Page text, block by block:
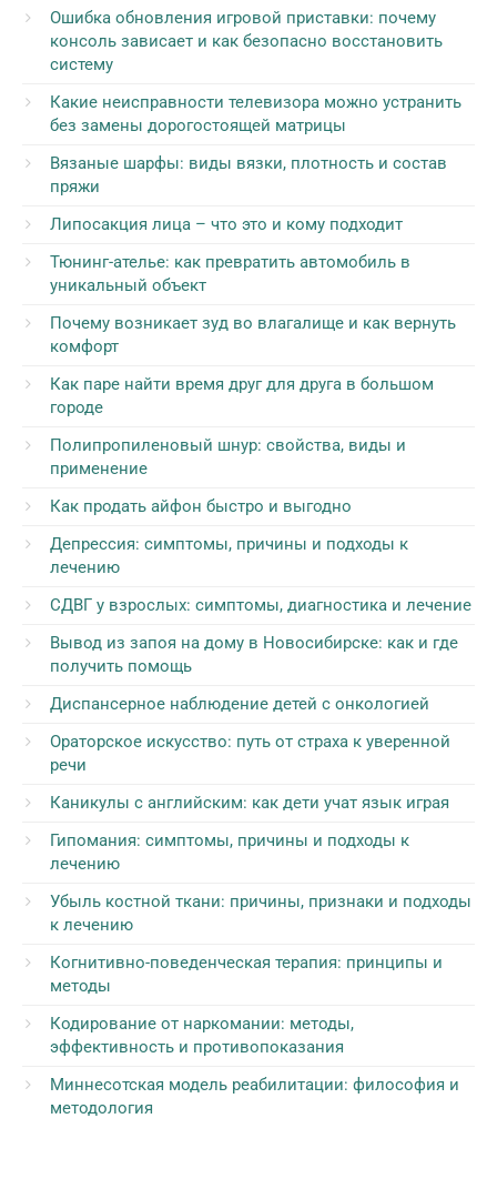
Ошибка обновления игровой приставки: почему
консоль зависает и как безопасно восстановить
систему
Какие неисправности телевизора можно устранить
без замены дорогостоящей матрицы
Вязаные шарфы: виды вязки, плотность и состав
пряжи
Липосакция лица – что это и кому подходит
Тюнинг-ателье: как превратить автомобиль в
уникальный объект
Почему возникает зуд во влагалище и как вернуть
комфорт
Как паре найти время друг для друга в большом
городе
Полипропиленовый шнур: свойства, виды и
применение
Как продать айфон быстро и выгодно
Депрессия: симптомы, причины и подходы к
лечению
СДВГ у взрослых: симптомы, диагностика и лечение
Вывод из запоя на дому в Новосибирске: как и где
получить помощь
Диспансерное наблюдение детей с онкологией
Ораторское искусство: путь от страха к уверенной
речи
Каникулы с английским: как дети учат язык играя
Гипомания: симптомы, причины и подходы к
лечению
Убыль костной ткани: причины, признаки и подходы
к лечению
Когнитивно-поведенческая терапия: принципы и
методы
Кодирование от наркомании: методы,
эффективность и противопоказания
Миннесотская модель реабилитации: философия и
методология